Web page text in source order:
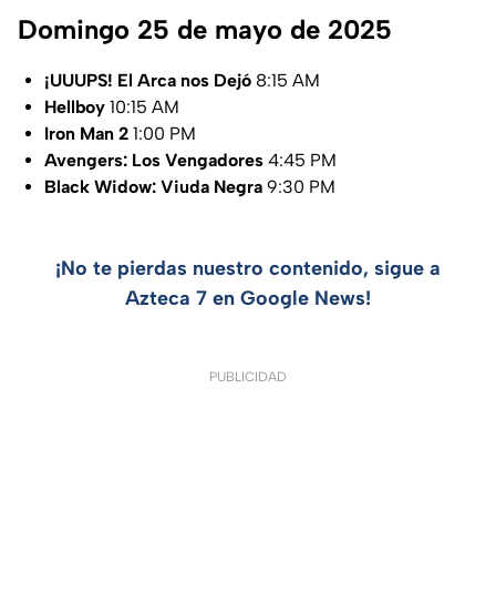
Domingo 25 de mayo de 2025
¡UUUPS! El Arca nos Dejó 8:15 AM
Hellboy 10:15 AM
Iron Man 2 1:00 PM
Avengers: Los Vengadores 4:45 PM
Black Widow: Viuda Negra 9:30 PM
¡No te pierdas nuestro contenido, sigue a
Azteca 7 en Google News!
PUBLICIDAD